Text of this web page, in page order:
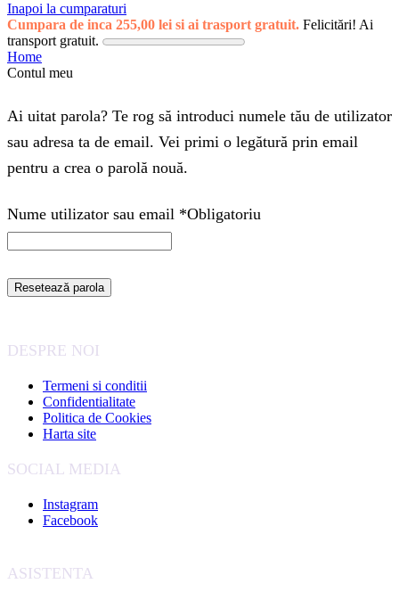
Inapoi la cumparaturi
Cumpara de inca 255,00 lei si ai trasport gratuit. Felicitări! Ai
transport gratuit.
Home
Contul meu
Ai uitat parola? Te rog să introduci numele tău de utilizator
sau adresa ta de email. Vei primi o legătură prin email
pentru a crea o parolă nouă.
Nume utilizator sau email *Obligatoriu
Resetează parola
DESPRE NOI
Termeni si conditii
Confidentialitate
Politica de Cookies
Harta site
SOCIAL MEDIA
Instagram
Facebook
ASISTENTA